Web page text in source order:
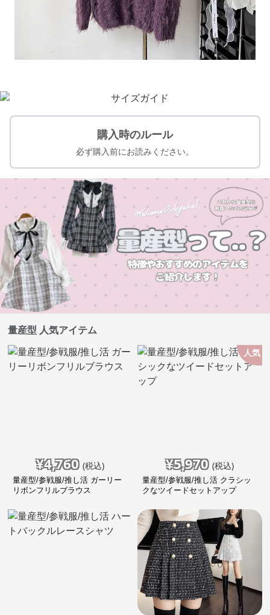
購入時のルール
必ず購入前にお読みください。
量産型 人気アイテム
¥4,760 (税込)
量産型/参戦服/推し活 ガーリー
リボンフリルブラウス
人気
¥5,970 (税込)
量産型/参戦服/推し活 クラシッ
クなツイードセットアップ